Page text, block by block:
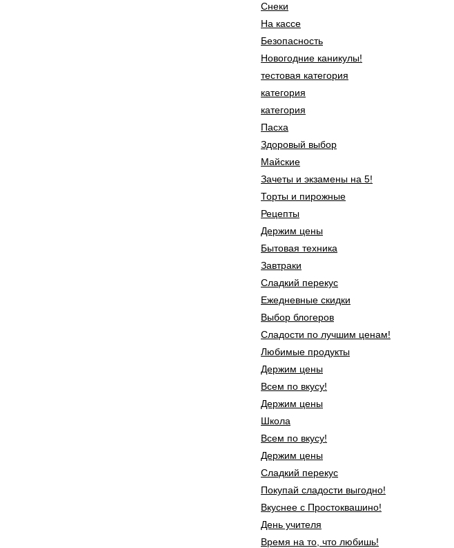
Снеки
На кассе
Безопасность
Новогодние каникулы!
тестовая категория
категория
категория
Пасха
Здоровый выбор
Майские
Зачеты и экзамены на 5!
Торты и пирожные
Рецепты
Держим цены
Бытовая техника
Завтраки
Сладкий перекус
Ежедневные скидки
Выбор блогеров
Сладости по лучшим ценам!
Любимые продукты
Держим цены
Всем по вкусу!
Держим цены
Школа
Всем по вкусу!
Держим цены
Сладкий перекус
Покупай сладости выгодно!
Вкуснее с Простоквашино!
День учителя
Время на то, что любишь!